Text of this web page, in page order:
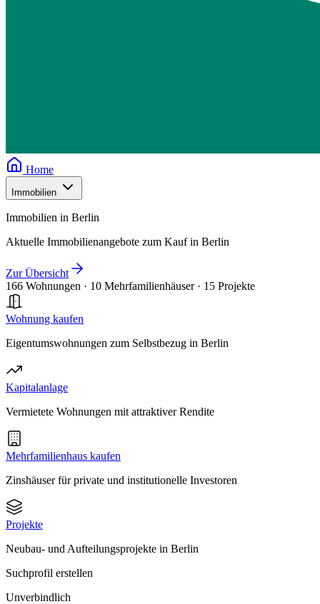
Home
Immobilien
Immobilien in Berlin
Aktuelle Immobilienangebote zum Kauf in Berlin
Zur Übersicht
166 Wohnungen · 10 Mehrfamilienhäuser · 15 Projekte
Wohnung kaufen
Eigentumswohnungen zum Selbstbezug in Berlin
Kapitalanlage
Vermietete Wohnungen mit attraktiver Rendite
Mehrfamilienhaus kaufen
Zinshäuser für private und institutionelle Investoren
Projekte
Neubau- und Aufteilungsprojekte in Berlin
Suchprofil erstellen
Unverbindlich